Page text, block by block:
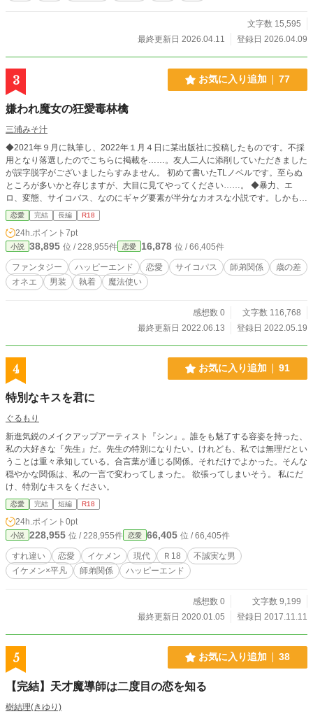
文字数 15,595
最終更新日 2026.04.11
登録日 2026.04.09
3 お気に入り追加 77
嫌われ魔女の狂愛毒林檎
三浦みそ汁
◆2021年９月に執筆し、2022年１月４日に某出版社に投稿したものです。不採
用となり落選したのでこちらに掲載を……。友人二人に添削していただきました
が誤字脱字がございましたらすみません。 初めて書いたTLノベルです。至らぬ
ところが多いかと存じますが、大目に見てやってください……。 ◆暴力、エ
ロ、変態、サイコバス、なのにギャグ要素が半分なカオスな小説です。しかもハ
ッピーエンド。 ◆エロは所々にがっつり濃い目にあります。 【●カニバ、暴
力、濃い目のサイコパス●ありあり注意！苦情はお受けできないので、ヤバいと
思った方は回避を！】 ◆あらすじ◆ 魔法使い見習いであるサラの師匠レグルス
は恐ろしく美しいが、常に手鏡が手放せない強烈なナルシスト。性格は高飛車で
威圧的。悪役令嬢も裸足で逃げる意地の悪さ。 そのレグルスがサラは大嫌いだ
った。王子様呼ばわりしている兄弟子のアシルばかり可愛がられる一方、自分は
冷遇され何かと自由も制限されるからだ。心の中でレグルスを、持っていた絵本
ラは推薦状が諦められなくてレグルスのいる書斎に行く。すると、ドアの前で魔
法学校教師のイザベルと出くわし襲われかける。サラの悲鳴を聞いたレグルスは
に助けられた。その日の就寝前、サラはお茶を飲むと必ず見る『レグルスと睦合
う夢』に悩むー… そして、そんなサラには自分では知らない秘密があった…な
んと、瞳で魔法使いだけを性的に魅了して壊してしまう『魔性』と呼ばれる存在
だったのだ。 サラを巡る亡者達……しかし、果たして誰が一番亡者なのか……
その答えは―― ようは、性格の悪いオネェでクソサイコパスなヤバすぎ師匠
す。 登場人物みんな癖が強いです。 あとヒーローも含め変態でイカレてる奴ば
かりしかいません。 各タイトルのネーミングとお話の内容はあまり関係ありま
せん。お話を読み終わったあと、タイトルを見てくすっと笑ってもらえればと思
い、そんなタイトルを各お話につけました。
恋愛 完結 長編 R18
24h.ポイント 7pt
小説 38,895 位 / 228,955件 恋愛 16,878 位 / 66,405件
ファンタジー ハッピーエンド 恋愛 サイコパス 師弟関係
歳の差
オネエ
男装 執着 魔法使い
感想数 0
文字数 116,768
最終更新日 2022.06.13
登録日 2022.05.19
4 お気に入り追加 91
特別なキスを君に
ぐるもり
新進気鋭のメイクアップアーティスト『シン』。誰をも魅了する容姿を持った、
私の大好きな『先生』だ。先生の特別になりたい。けれども、私では無理だとい
うことは重々承知している。合言葉が通じる関係。それだけでよかった。そんな
穏やかな関係は、私の一言で変わってしまった。 欲張ってしまいそう。 私にだ
け、特別なキスをください。
恋愛 完結 短編 R18
24h.ポイント 0pt
小説 228,955 位 / 228,955件 恋愛 66,405 位 / 66,405件
すれ違い 恋愛 イケメン 現代 Ｒ18
不誠実な男
イケメン×平凡
師弟関係 ハッピーエンド
感想数 0
文字数 9,199
最終更新日 2020.01.05
登録日 2017.11.11
5 お気に入り追加 38
【完結】天才魔導師は二度目の恋を知る
樹結理(きゆり)